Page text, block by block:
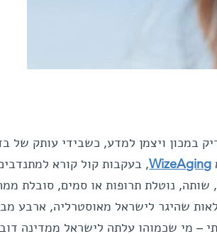
במכון ויצמן למדע, כשבידי עותק של
WizeAging, בעקבות קול קורא
שותה, נוטלת תרופות או סמים, סובלת
שהיגר לישראל מאוסטרליה, ארבע
– מי שכמוהו עלתה לישראל ממדינה